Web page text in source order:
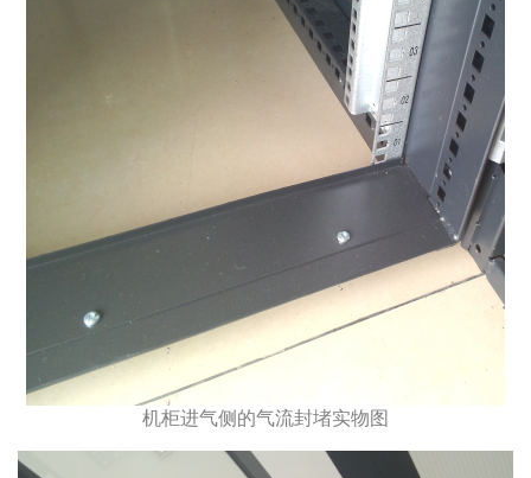
机柜进气侧的气流封堵实物图